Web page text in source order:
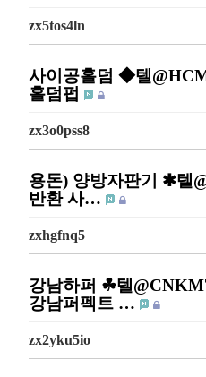
zx5tos4ln
사이공홀덤 ◆텔
홀덤펍
zx3o0pss8
용돈) 양방자판기 ✱텔
반환 사…
zxhgfnq5
강남하퍼 ☘텔
강남퍼펙트 …
zx2yku5io